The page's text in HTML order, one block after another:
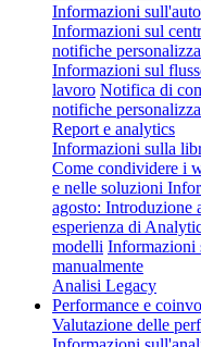
Informazioni
Informazioni sul
notifiche
Informazioni sul
lavoro Notifica di
notifiche
Report e analytics
Informazioni sulla
Come condividere i
e nelle soluzioni
agosto: Introduzione
esperienza di
modelli Informazioni
manualmente
Analisi Legacy
Performance e
Valutazione delle